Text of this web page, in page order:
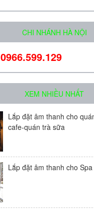
CHI NHÁNH HÀ NỘI
0966.599.129
XEM NHIỀU NHẤT
Lắp đặt âm thanh cho
cafe-quán trà sữa
Lắp đặt âm thanh cho